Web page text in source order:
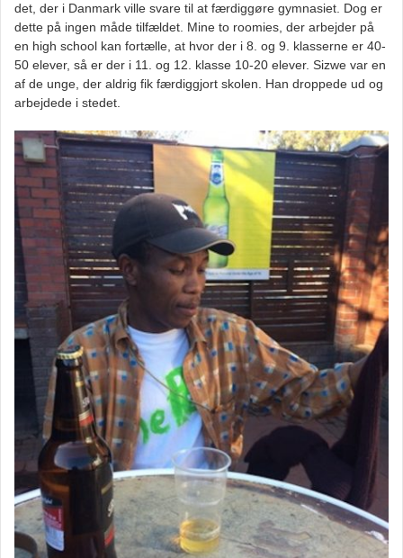
det, der i Danmark ville svare til at færdiggøre gymnasiet. Dog er
dette på ingen måde tilfældet. Mine to roomies, der arbejder på
en high school kan fortælle, at hvor der i 8. og 9. klasserne er 40-
50 elever, så er der i 11. og 12. klasse 10-20 elever. Sizwe var en
af de unge, der aldrig fik færdiggjort skolen. Han droppede ud og
arbejdede i stedet.